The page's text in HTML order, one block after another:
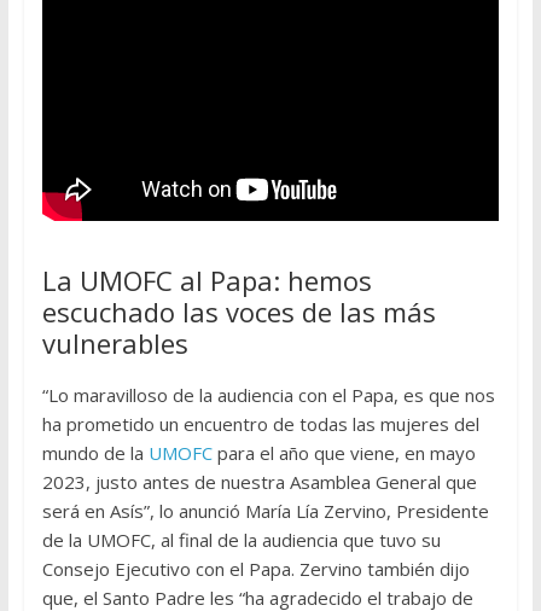
La UMOFC al Papa: hemos
escuchado las voces de las más
vulnerables
“Lo maravilloso de la audiencia con el Papa, es que nos
ha prometido un encuentro de todas las mujeres del
mundo de la UMOFCpara el año que viene, en mayo
2023, justo antes de nuestra Asamblea General que
será en Asís”, lo anunció María Lía Zervino, Presidente
de la UMOFC, al final de la audiencia que tuvo su
Consejo Ejecutivo con el Papa. Zervino también dijo
que, el Santo Padre les “ha agradecido el trabajo de